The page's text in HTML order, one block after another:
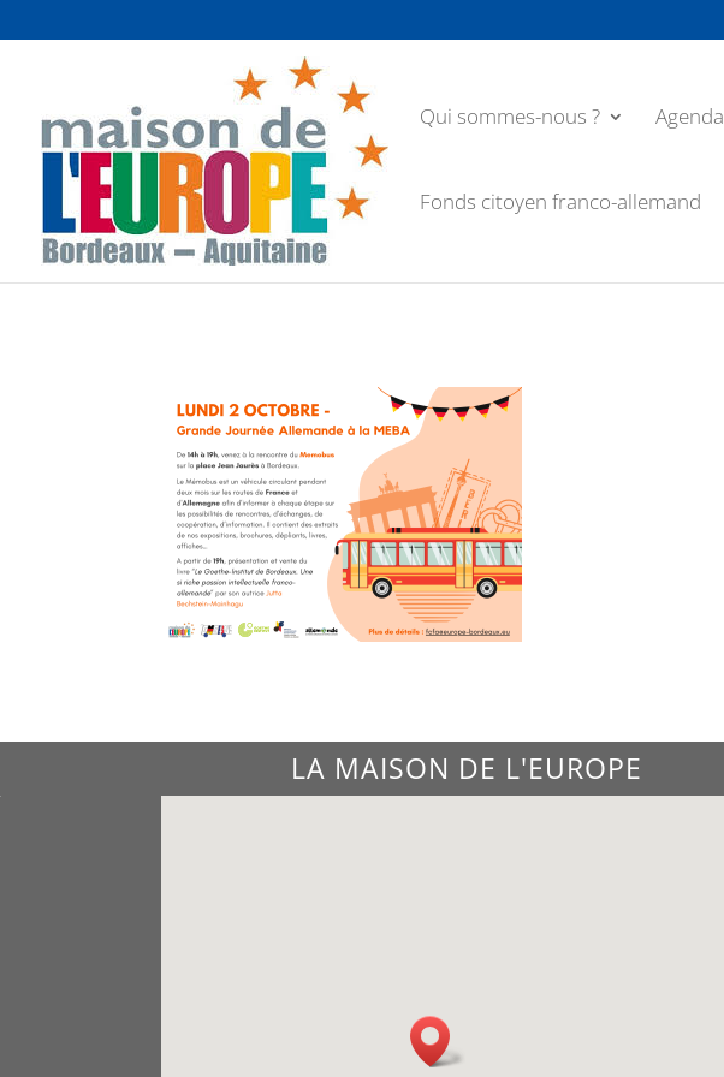
Qui sommes-nous ? Agenda
Fonds citoyen franco-allemand
LA MAISON DE L'EUROPE